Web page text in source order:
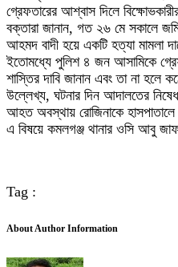
গ্রেফতারের আশ্বাস দিলে
বক্তারা জানান, গত ২৬ মে সকালে
আহমদ বাদী হয়ে একটি হত্যা মামলা
ইতোমধ্যে পুলিশ ৪ জন আসামিকে
শাস্তির দাবি জানান এবং তা না হলে
উল্লেখ্য, ঘটনার দিন আদালতের
আহত অবস্থায় রোজিনাকে
এ বিষয়ে কমলগঞ্জ থানার ওসি আবু
Tag :
About Author Information